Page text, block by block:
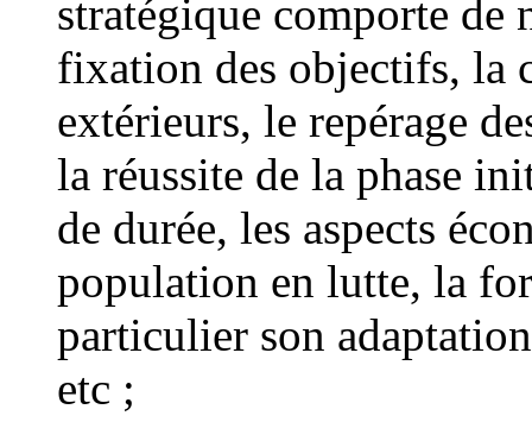
stratégique comporte de
fixation des objectifs, la
extérieurs, le repérage
la réussite de la phase
de durée, les aspects
population en lutte, la
particulier son
etc ;